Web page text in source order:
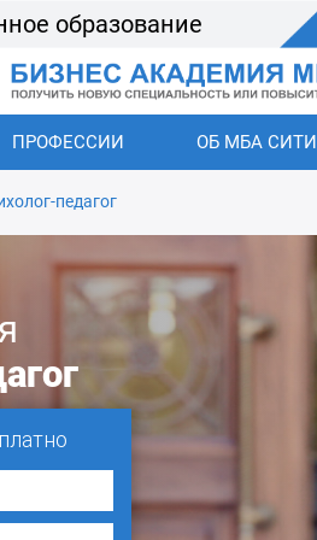
образование
ПРОФЕССИИ ОБ МБА СИТИ
педагог